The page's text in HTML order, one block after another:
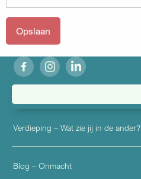
fb ig in
Verdieping – Wat zie jij in de ander?
Blog – Onmacht